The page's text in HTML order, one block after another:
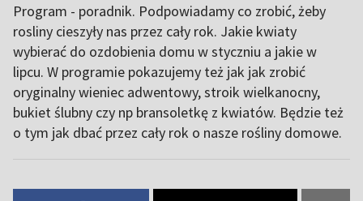
Program - poradnik. Podpowiadamy co zrobić, żeby
rosliny cieszyły nas przez cały rok. Jakie kwiaty
wybierać do ozdobienia domu w styczniu a jakie w
lipcu. W programie pokazujemy też jak jak zrobić
oryginalny wieniec adwentowy, stroik wielkanocny,
bukiet ślubny czy np bransoletkę z kwiatów. Będzie też
o tym jak dbać przez cały rok o nasze rośliny domowe.